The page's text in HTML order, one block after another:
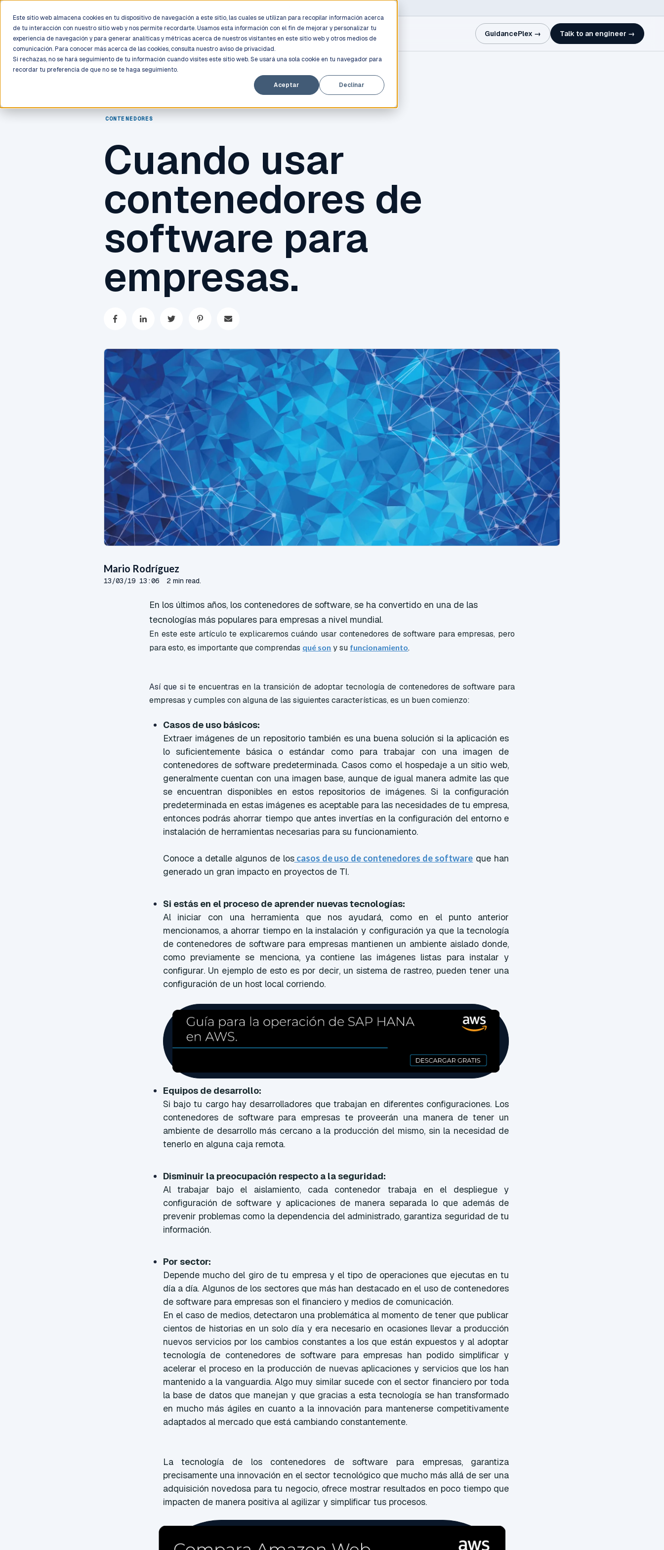
Este sitio web almacena cookies en tu dispositivo de navegación a este sitio, las cuales se utilizan para recopilar información acerca
de tu interacción con nuestro sitio web y nos permite recordarte. Usamos esta información con el fin de mejorar y personalizar tu
experiencia de navegación y para generar analíticas y métricas acerca de nuestros visitantes en este sitio web y otros medios de
comunicación. Para conocer más acerca de las cookies, consulta nuestro aviso de privacidad.
Si rechazas, no se hará seguimiento de tu información cuando visites este sitio web. Se usará una sola cookie en tu navegador para
recordar tu preferencia de que no se te haga seguimiento.
Aceptar
Declinar
Process GuidancePlex → Talk to an engineer →
CONTENEDORES
Cuando usar
contenedores de
software para
empresas.
Mario Rodríguez
13/03/19 13:06 2 min read.
En los últimos años, los contenedores de software, se ha convertido en una de las
tecnologías más populares para empresas a nivel mundial.
En este este artículo te explicaremos cuándo usar contenedores de software para empresas, pero
para esto, es importante que comprendas qué son y su funcionamiento.
Así que site encuentras en la transición de adoptar tecnología de contenedores de software para
empresas y cumples con alguna de las siguientes características, es un buen comienzo:
Casos de uso básicos:
Extraer imágenes de un repositorio también es una buena solución si la aplicación es
lo suficientemente básica o estándar como para trabajar con una imagen de
contenedores de software predeterminada. Casos como el hospedaje a un sitio web,
generalmente cuentan con una imagen base, aunque de igual manera admite las que
se encuentran disponibles en estos repositorios de imágenes. Si la configuración
predeterminada en estas imágenes es aceptable para las necesidades de tu empresa,
entonces podrás ahorrar tiempo que antes invertías en la configuración del entorno e
instalación de herramientas necesarias para su funcionamiento.
Conoce a detalle algunos de loscasos de uso de contenedores de software que han
generado un gran impacto en proyectos de TI.
Si estás en el proceso de aprender nuevas tecnologías:
Al iniciar con una herramienta que nos ayudará, como en el punto anterior
mencionamos, a ahorrar tiempo en la instalación y configuración ya que la tecnología
de contenedores de software para empresas mantienen un ambiente aislado donde,
como previamente se menciona, ya contiene las imágenes listas para instalar y
configurar. Un ejemplo de esto es por decir, un sistema de rastreo, pueden tener una
configuración de un host local corriendo.
Equipos de desarrollo:
Si bajo tu cargo hay desarrolladores que trabajan en diferentes configuraciones. Los
contenedores de software para empresas te proveerán una manera de tener un
ambiente de desarrollo más cercano a la producción del mismo, sin la necesidad de
tenerlo en alguna caja remota.
Disminuir la preocupación respecto a la seguridad:
Al trabajar bajo el aislamiento, cada contenedor trabaja en el despliegue y
configuración de software y aplicaciones de manera separada lo que además de
prevenir problemas como la dependencia del administrado, garantiza seguridad de tu
información.
Por sector:
Depende mucho del giro de tu empresa y el tipo de operaciones que ejecutas en tu
día a día. Algunos de los sectores que más han destacado en el uso de contenedores
de software para empresas son el financiero y medios de comunicación.
En el caso de medios, detectaron una problemática al momento de tener que publicar
cientos de historias en un solo día y era necesario en ocasiones llevar a producción
nuevos servicios por los cambios constantes a los que están expuestos y al adoptar
tecnología de contenedores de software para empresas han podido simplificar y
acelerar el proceso en la producción de nuevas aplicaciones y servicios que los han
mantenido a la vanguardia. Algo muy similar sucede con el sector financiero por toda
la base de datos que manejan y que gracias a esta tecnología se han transformado
en mucho más ágiles en cuanto a la innovación para mantenerse competitivamente
adaptados al mercado que está cambiando constantemente.
La tecnología de los contenedores de software para empresas, garantiza
precisamente una innovación en el sector tecnológico que mucho más allá de ser una
adquisición novedosa para tu negocio, ofrece mostrar resultados en poco tiempo que
impacten de manera positiva al agilizar y simplificar tus procesos.